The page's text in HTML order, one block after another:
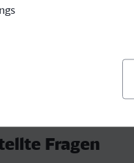
Fragen